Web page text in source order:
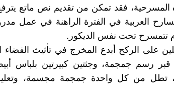
فقد تمكن من تقديم نص ماتع
العربية في الفترة الراهنة في عمل
تتمسرح تحت نفس الديكور.
على الركح أبدع المخرج في تأثيث
رسم جمجمة، وجثتين كبيرتين بلباس
تطل من كل واحدة جمجمة مجسمة،